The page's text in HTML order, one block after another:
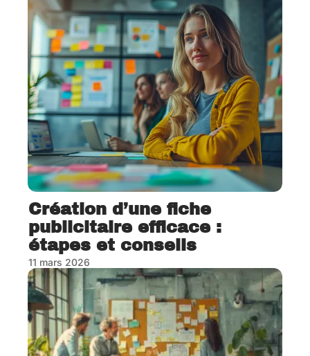
Création d’une fiche
publicitaire efficace :
étapes et conseils
11 mars 2026